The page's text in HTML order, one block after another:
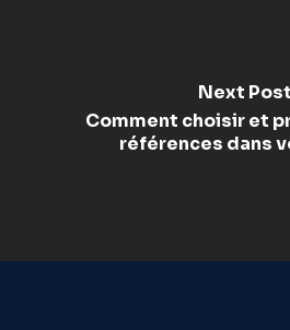
Next Post
Comment choisir et
références dans